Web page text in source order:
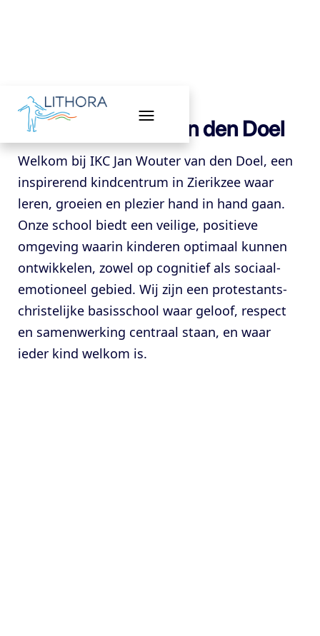
IKC Jan Wouter van den Doel
Welkom bij IKC Jan Wouter van den Doel, een
inspirerend kindcentrum in Zierikzee waar
leren, groeien en plezier hand in hand gaan.
Onze school biedt een veilige, positieve
omgeving waarin kinderen optimaal kunnen
ontwikkelen, zowel op cognitief als sociaal-
emotioneel gebied. Wij zijn een protestants-
christelijke basisschool waar geloof, respect
en samenwerking centraal staan, en waar
ieder kind welkom is.